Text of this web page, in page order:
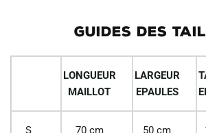
GUIDES DES
LONGUEUR
MAILLOT
LARGEUR
EPAULES
S 70 cm 50 cm